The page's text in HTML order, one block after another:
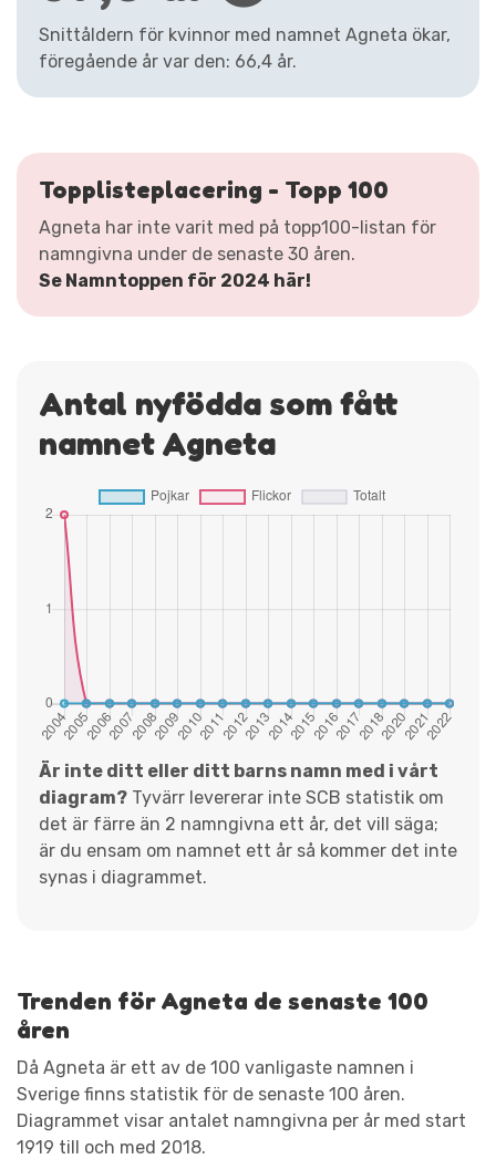
Snittåldern för kvinnor med namnet Agneta ökar,
föregående år var den: 66,4 år.
Topplisteplacering - Topp 100
Agneta har inte varit med på topp100-listan för
namngivna under de senaste 30 åren.
Se Namntoppen för 2024 här!
Antal nyfödda som fått
namnet Agneta
Är inte ditt eller ditt barns namn med i vårt
diagram? Tyvärr levererar inte SCB statistik om
det är färre än 2 namngivna ett år, det vill säga;
är du ensam om namnet ett år så kommer det inte
synas i diagrammet.
Trenden för Agneta de senaste 100
åren
Då Agneta är ett av de 100 vanligaste namnen i
Sverige finns statistik för de senaste 100 åren.
Diagrammet visar antalet namngivna per år med start
1919 till och med 2018.